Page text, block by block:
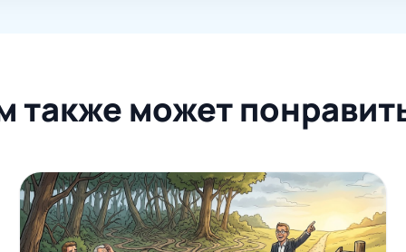
также может